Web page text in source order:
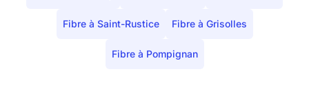
Fibre à Saint-Rustice Fibre à Grisolles
Fibre à Pompignan